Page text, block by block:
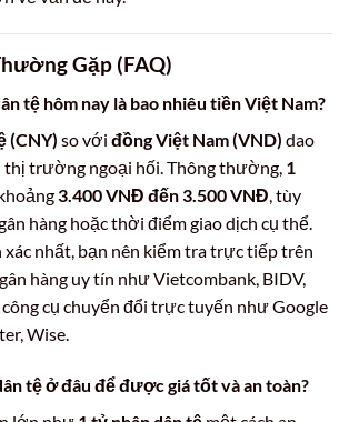
Gặp (FAQ)
tệ hôm nay là bao nhiêu tiền Việt Nam?
(CNY) so với đồng Việt Nam (VND) dao
thị trường ngoại hối. Thông thường, 1
3.400 VNĐ đến 3.500 VNĐ , tùy
hàng hoặc thời điểm giao dịch cụ thể.
xác nhất, bạn nên kiểm tra trực tiếp trên
hàng uy tín như Vietcombank, BIDV,
công cụ chuyển đổi trực tuyến như Google
Wise.
tệ ở đâu để được giá tốt và an toàn?